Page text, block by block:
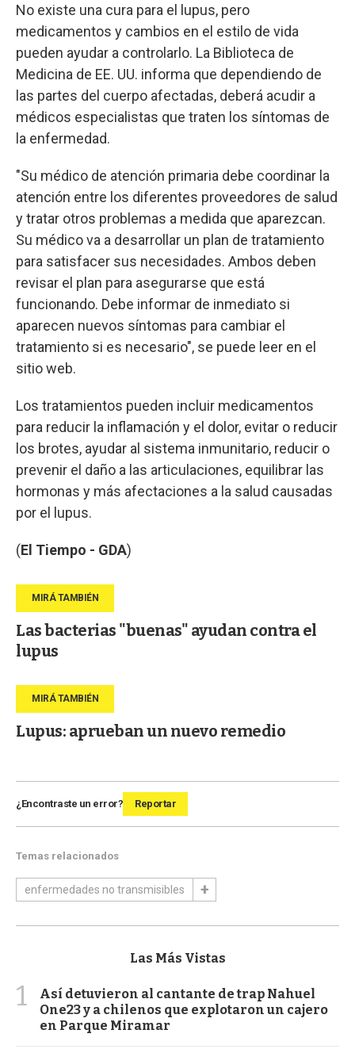
No existe una cura para el lupus, pero
medicamentos y cambios en el estilo de vida
pueden ayudar a controlarlo. La Biblioteca de
Medicina de EE. UU. informa que dependiendo de
las partes del cuerpo afectadas, deberá acudir a
médicos especialistas que traten los síntomas de
la enfermedad.
"Su médico de atención primaria debe coordinar la
atención entre los diferentes proveedores de salud
y tratar otros problemas a medida que aparezcan.
Su médico va a desarrollar un plan de tratamiento
para satisfacer sus necesidades. Ambos deben
revisar el plan para asegurarse que está
funcionando. Debe informar de inmediato si
aparecen nuevos síntomas para cambiar el
tratamiento si es necesario", se puede leer en el
sitio web.
Los tratamientos pueden incluir medicamentos
para reducir la inflamación y el dolor, evitar o reducir
los brotes, ayudar al sistema inmunitario, reducir o
prevenir el daño a las articulaciones, equilibrar las
hormonas y más afectaciones a la salud causadas
por el lupus.
(El Tiempo - GDA)
Las bacterias "buenas" ayudan contra el
lupus
Lupus: aprueban un nuevo remedio
¿Encontraste un error? Reportar
Temas relacionados
enfermedades no transmisibles
Las Más Vistas
1
Así detuvieron al cantante de trap Nahuel
One23 y a chilenos que explotaron un cajero
en Parque Miramar